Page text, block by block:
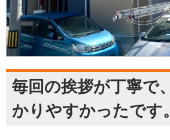
毎回の挨拶が丁寧で
かりやすかったです。